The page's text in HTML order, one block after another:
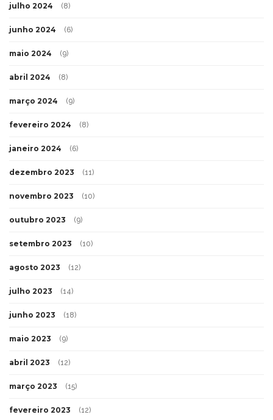
julho 2024 (8)
junho 2024 (6)
maio 2024 (9)
abril 2024 (8)
março 2024 (9)
fevereiro 2024 (8)
janeiro 2024 (6)
dezembro 2023 (11)
novembro 2023 (10)
outubro 2023 (9)
setembro 2023 (10)
agosto 2023 (12)
julho 2023 (14)
junho 2023 (18)
maio 2023 (9)
abril 2023 (12)
março 2023 (15)
fevereiro 2023 (12)